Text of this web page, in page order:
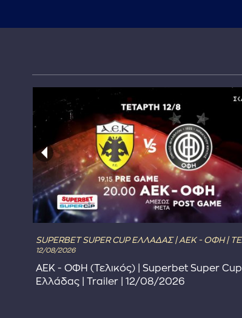
SUPERBET SUPER CUP ΕΛΛΑΔΑΣ | ΑΕΚ - ΟΦΗ |
12/08/2026
ΑΕΚ - ΟΦΗ (Τελικός) | Superbet Super Cup
Ελλάδας | Trailer | 12/08/2026